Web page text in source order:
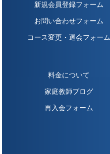
新規会員登録フォーム
お問い合わせフォーム
コース変更・退会フォーム
料金について
家庭教師ブログ
再入会フォーム